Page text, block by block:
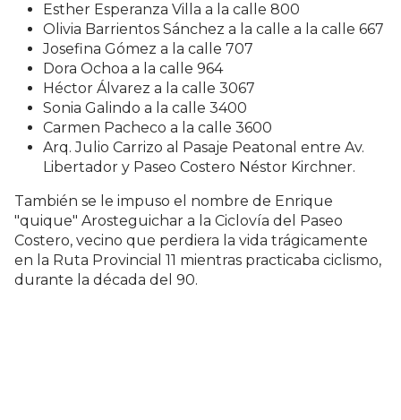
Esther Esperanza Villa a la calle 800
Olivia Barrientos Sánchez a la calle a la calle 667
Josefina Gómez a la calle 707
Dora Ochoa a la calle 964
Héctor Álvarez a la calle 3067
Sonia Galindo a la calle 3400
Carmen Pacheco a la calle 3600
Arq. Julio Carrizo al Pasaje Peatonal entre Av.
Libertador y Paseo Costero Néstor Kirchner.
También se le impuso el nombre de Enrique
"quique" Arosteguichar a la Ciclovía del Paseo
Costero, vecino que perdiera la vida trágicamente
en la Ruta Provincial 11 mientras practicaba ciclismo,
durante la década del 90.